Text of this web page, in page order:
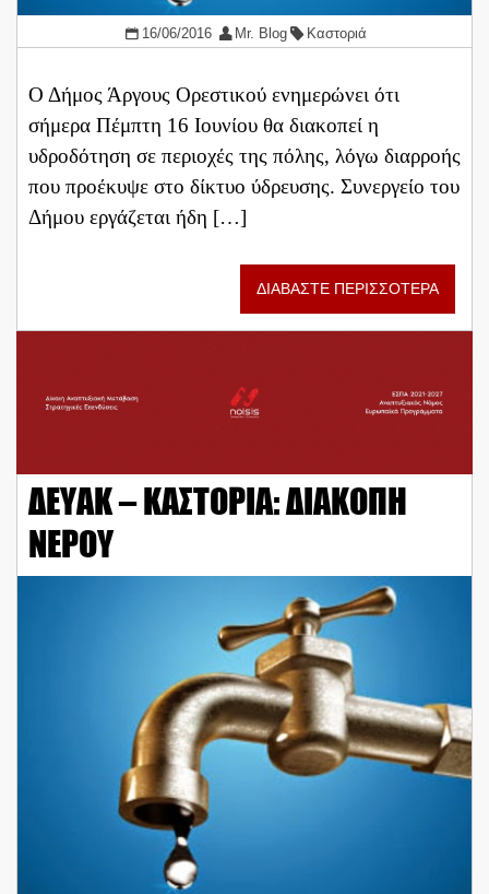
16/06/2016 Mr. Blog Καστοριά
Ο Δήμος Άργους Ορεστικού ενημερώνει ότι
σήμερα Πέμπτη 16 Ιουνίου θα διακοπεί η
υδροδότηση σε περιοχές της πόλης, λόγω διαρροής
που προέκυψε στο δίκτυο ύδρευσης. Συνεργείο του
Δήμου εργάζεται ήδη […]
ΔΙΑΒΑΣΤΕ ΠΕΡΙΣΣΟΤΕΡΑ
ΔΕΥΑΚ – ΚΑΣΤΟΡΙΑ: ΔΙΑΚΟΠΗ
ΝΕΡΟΥ